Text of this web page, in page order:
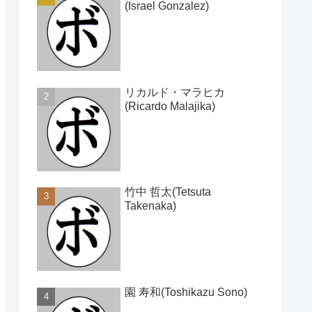
(Israel Gonzalez)
リカルド・マラヒカ
(Ricardo Malajika)
竹中 哲太(Tetsuta
Takenaka)
園 寿和(Toshikazu Sono)